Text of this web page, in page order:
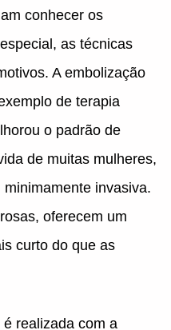
conhecer os
as técnicas
A embolização
de terapia
o padrão de
de muitas mulheres,
invasiva.
oferecem um
curto do que as
realizada com a